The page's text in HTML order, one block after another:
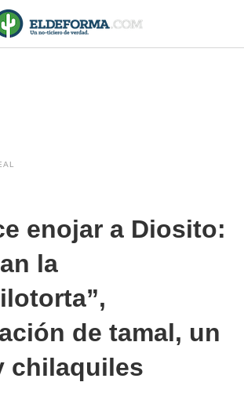
enojar a Diosito:
la
de tamal, un
chilaquiles